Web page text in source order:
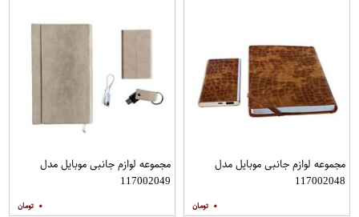
مجموعه لوازم جانبی موبایل مدل
117002048
۰
مجموعه لوازم جانبی موبایل مدل
117002049
۰